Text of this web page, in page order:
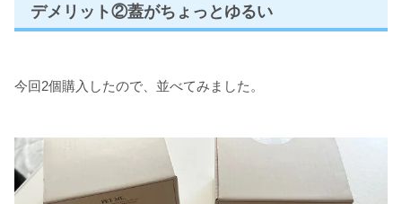
デメリット②蓋がちょっとゆるい
今回2個購入したので、並べてみました。